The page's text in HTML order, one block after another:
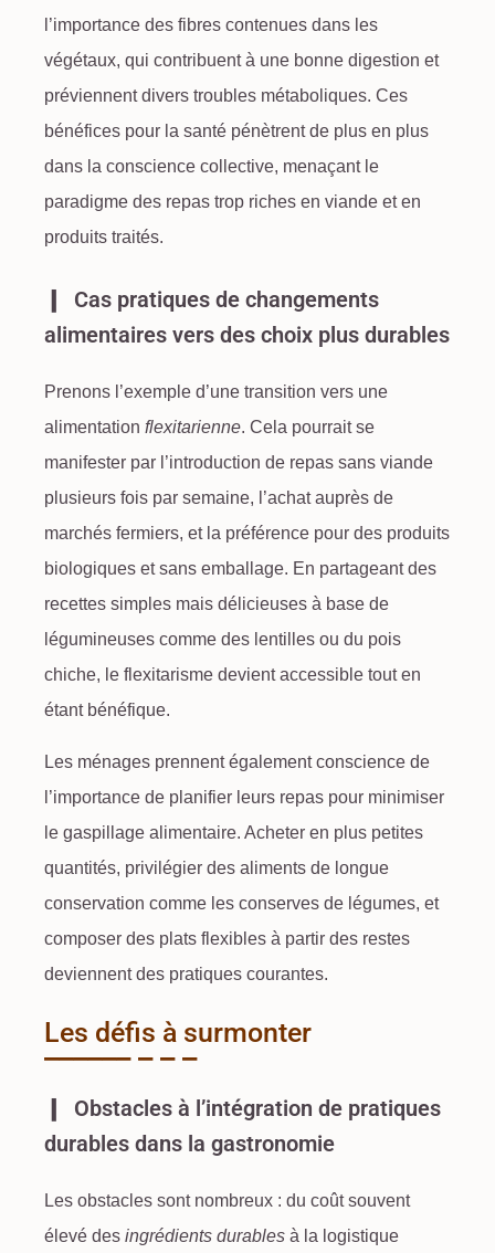
l’importance des fibres contenues dans les
végétaux, qui contribuent à une bonne digestion et
préviennent divers troubles métaboliques. Ces
bénéfices pour la santé pénètrent de plus en plus
dans la conscience collective, menaçant le
paradigme des repas trop riches en viande et en
produits traités.
Cas pratiques de changements
alimentaires vers des choix plus durables
Prenons l’exemple d’une transition vers une
alimentation flexitarienne. Cela pourrait se
manifester par l’introduction de repas sans viande
plusieurs fois par semaine, l’achat auprès de
marchés fermiers, et la préférence pour des produits
biologiques et sans emballage. En partageant des
recettes simples mais délicieuses à base de
légumineuses comme des lentilles ou du pois
chiche, le flexitarisme devient accessible tout en
étant bénéfique.
Les ménages prennent également conscience de
l’importance de planifier leurs repas pour minimiser
le gaspillage alimentaire. Acheter en plus petites
quantités, privilégier des aliments de longue
conservation comme les conserves de légumes, et
composer des plats flexibles à partir des restes
deviennent des pratiques courantes.
Les défis à surmonter
Obstacles à l’intégration de pratiques
durables dans la gastronomie
Les obstacles sont nombreux : du coût souvent
élevé des ingrédients durables à la logistique